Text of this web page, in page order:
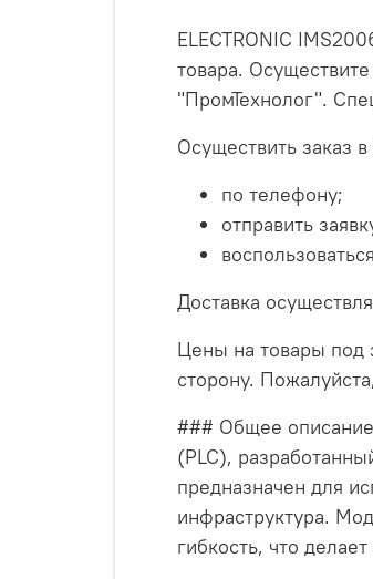
ELECTRONIC
товара.
"ПромТехнолог".
Осуществить заказ
по телефону;
отправить
Доставка
Цены на товары под
сторону.
### Общее
(PLC),
предназначен для
инфраструктура.
гибкость, что